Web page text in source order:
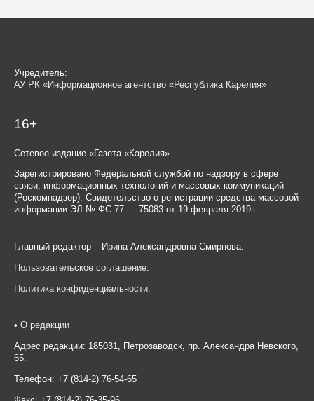
Учредитель:
АУ РК «Информационное агентство «Республика Карелия»
16+
Сетевое издание «Газета «Карелия»
Зарегистрировано Федеральной службой по надзору в сфере
связи, информационных технологий и массовых коммуникаций
(Роскомнадзор). Свидетельство о регистрации средства массовой
информации ЭЛ № ФС 77 — 75083 от 19 февраля 2019 г.
Главный редактор – Ирина Александровна Смирнова.
Пользовательское соглашение
Политика конфиденциальности
• О редакции
Адрес редакции: 185031, Петрозаводск, пр. Александра Невского,
65.
Телефон: +7 (814-2) 76-54-65